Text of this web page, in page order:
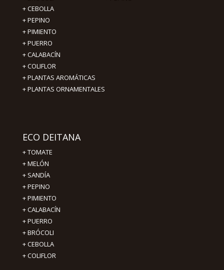
+CEBOLLA
+PEPINO
+PIMIENTO
+ PUERRO
+ CALABACÍN
+ COLIFLOR
+ PLANTAS AROMÁTICAS
+ PLANTAS ORNAMENTALES
ECO DEITANA
+TOMATE
+MELÓN
+ SANDÍA
+PEPINO
+PIMIENTO
+CALABACÍN
+PUERRO
+BRÓCOLI
+CEBOLLA
+COLIFLOR